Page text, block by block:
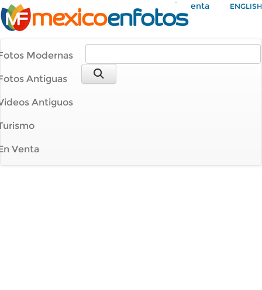
Mi Cuenta ENGLISH
Modernas
Antiguas
Antiguos
Venta